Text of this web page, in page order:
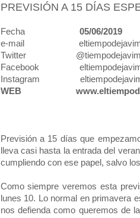
PREVISIÓN A 15 DÍAS
Fecha 05/06/2019
e-mail
Twitter
Facebook
Instagram
WEB
Previsión a 15 días que
lleva casi hasta la entrada del
cumpliendo con ese papel, salvo
Como siempre veremos esta
lunes 10. Lo normal en primavera
nos defienda como queremos de